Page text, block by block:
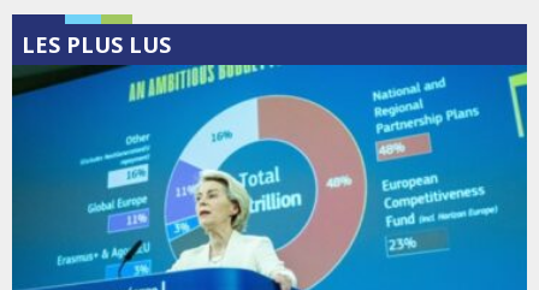
LES PLUS LUS